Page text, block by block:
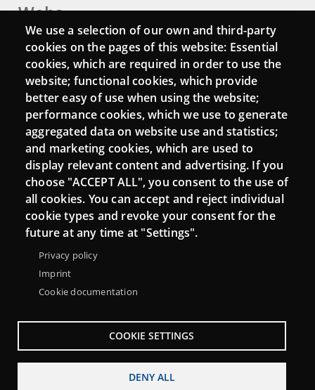
Webs
Login
Mattermost Punt TIC
Moodle CampusLab
Connect
Contact
Newsletters
We use a selection of our own and third-party
cookies on the pages of this website: Essential
cookies, which are required in order to use the
website; functional cookies, which provide
better easy of use when using the website;
performance cookies, which we use to generate
aggregated data on website use and statistics;
and marketing cookies, which are used to
display relevant content and advertising. If you
choose "ACCEPT ALL", you consent to the use of
all cookies. You can accept and reject individual
cookie types and revoke your consent for the
future at any time at "Settings".
Privacy policy
Imprint
Cookie documentation
COOKIE SETTINGS
DENY ALL